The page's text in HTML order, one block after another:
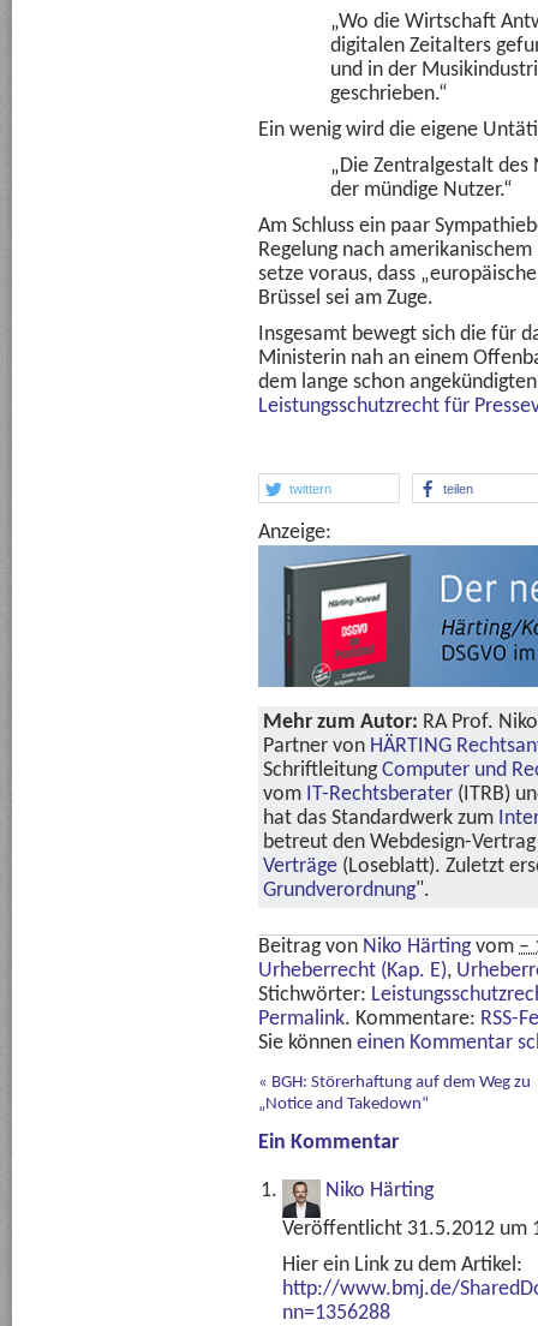
„Wo die Wirtschaft
digitalen Zeitalters
und in der
geschrieben.“
Ein wenig wird die eigene
„Die Zentralgestalt
der mündige Nutzer.“
Am Schluss ein paar
Regelung nach
setze voraus, dass
Brüssel sei am Zuge.
Insgesamt bewegt sich die für
Ministerin nah an einem
dem lange schon
Leistungsschutzrecht für
twittern teilen
Anzeige:
Mehr zum Autor: RA Prof.
Partner von HÄRTING
SchriftleitungComputer und
vom IT-Rechtsberater (ITRB)
hat das Standardwerk zum
betreut den Webdesign-
Verträge (Loseblatt). Zuletzt
Grundverordnung".
Beitrag von Niko Härtingvom –
Urheberrecht (Kap. E),
Stichwörter:
Permalink. Kommentare: RSS-
Sie können einen Kommentar
« BGH: Störerhaftung auf dem Weg zu
„Notice and Takedown“
Ein Kommentar
Niko Härting
Veröffentlicht 31.5.2012 um
Hier ein Link zu dem Artikel:
http://www.bmj.de/
nn=1356288